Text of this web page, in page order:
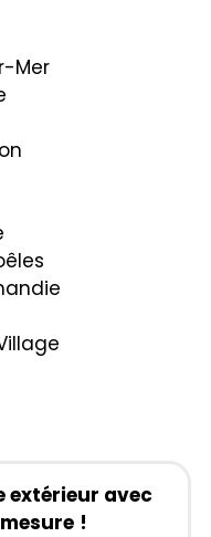
Mer
extérieur avec
!